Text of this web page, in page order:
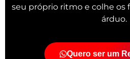
seu próprio ritmo e colhe os
árduo.
Quero ser um